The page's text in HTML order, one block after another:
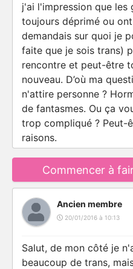
j'ai l'impression que les
toujours déprimé ou
demandais sur quoi je
faite que je sois trans)
rencontre et peut-être
nouveau. D’où ma
n'attire personne ?
de fantasmes. Ou ça
trop compliqué ? Peut-
raisons.
Commencer à
Ancien membre
20/01/2016 à 10:13
Salut, de mon côté je
beaucoup de trans,